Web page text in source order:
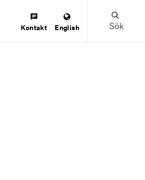
Kontakt English Sök